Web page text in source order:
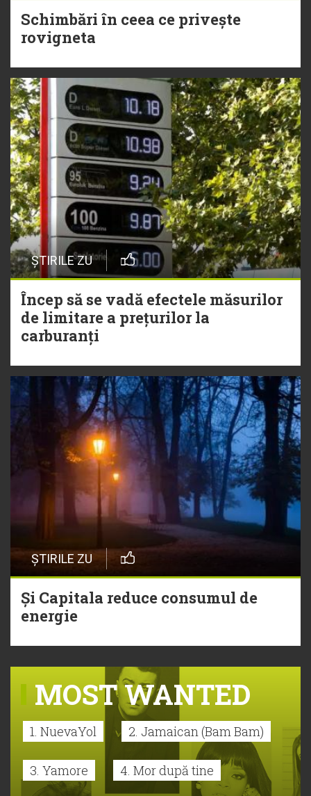
Schimbări în ceea ce privește
rovigneta
ȘTIRILE ZU
Încep să se vadă efectele măsurilor
de limitare a prețurilor la
carburanți
ȘTIRILE ZU
Și Capitala reduce consumul de
energie
MOST WANTED
1. NuevaYol 2. Jamaican (Bam Bam)
3. Yamore 4. Mor după tine